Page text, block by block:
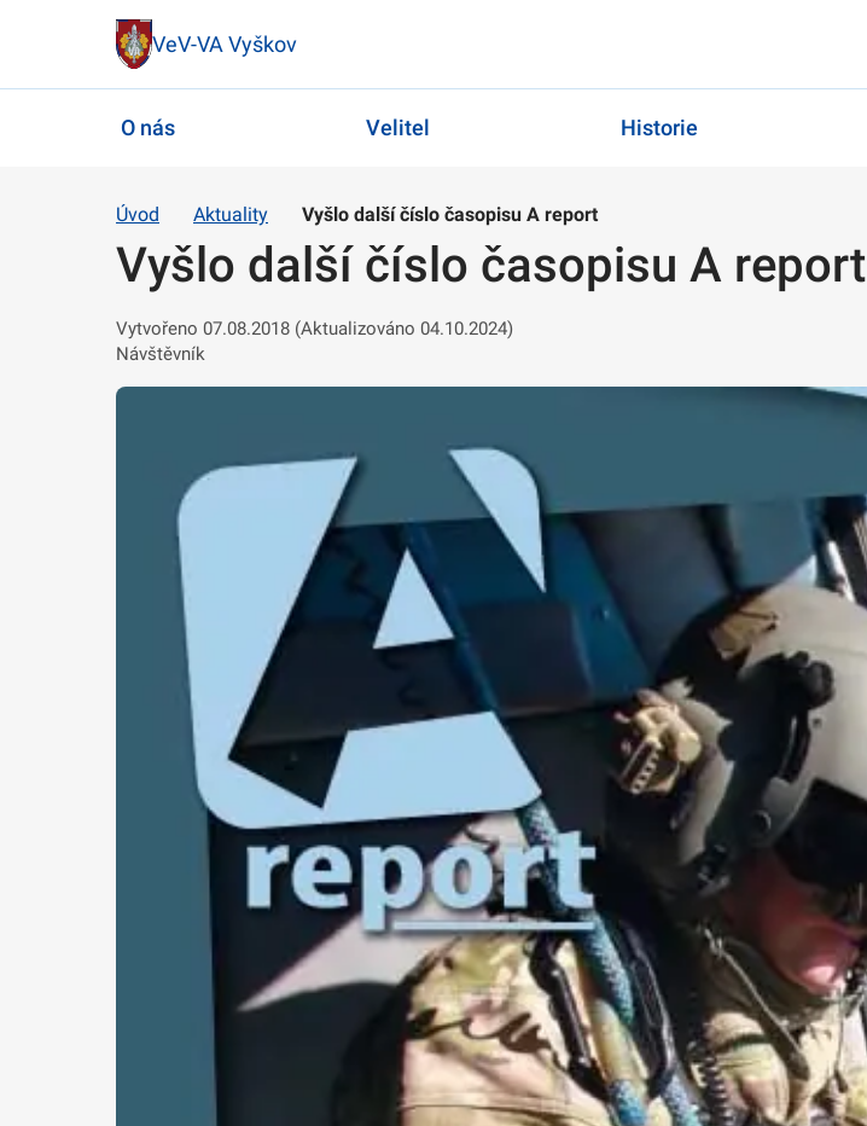
VeV-VA Vyškov
O nás Velitel Historie
Úvod Aktuality Vyšlo další číslo časopisu A report
Vyšlo další číslo časopisu A report
Vytvořeno 07.08.2018 (Aktualizováno 04.10.2024)
Návštěvník